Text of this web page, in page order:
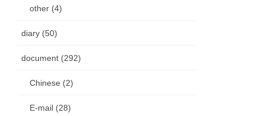
other (4)
diary (50)
document (292)
Chinese (2)
E-mail (28)